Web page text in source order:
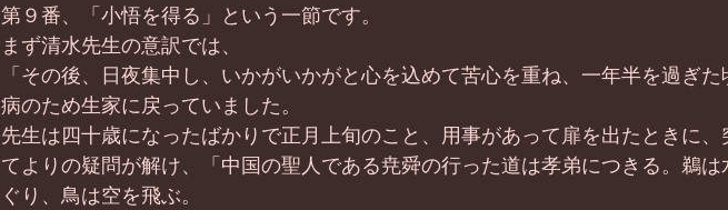
第９番、「小悟を得る」という一節です。
まず清水先生の意訳では、
「その後、日夜集中し、いかがいかがと心を込めて苦心を重ね、一年半を過ぎ
病のため生家に戻っていました。
先生は四十歳になったばかりで正月上旬のこと、用事があって扉を出たときに
てよりの疑問が解け、「中国の聖人である尭舜の行った道は孝弟につきる。鵜は
ぐり、鳥は空を飛ぶ。